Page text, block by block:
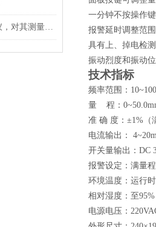
使用三参数安全监控仪，对其测量方法要心中有数
一分钟不按操作
报警延时调整范
具有上、掉电检
振动烈度和振动位
技术指标
频率范围：
量 程：
准 确 度：±1%（
电流输出：
开关量输出：DC
报警设定：满量
环境温度：运
相对湿度：至
电源电压：